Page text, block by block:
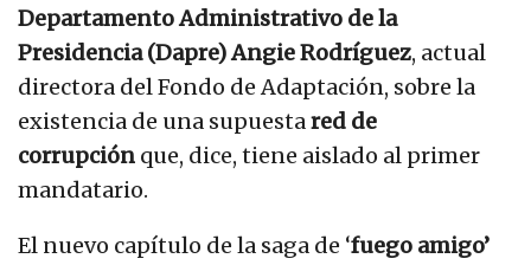
Departamento Administrativo de la
Presidencia (Dapre) Angie Rodríguez, actual
directora del Fondo de Adaptación, sobre la
existencia de una supuestared de
corrupción que, dice, tiene aislado al primer
mandatario.
El nuevo capítulo de la saga de ‘fuego amigo’